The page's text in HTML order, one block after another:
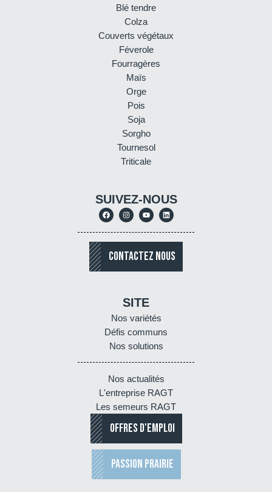
Blé tendre
Colza
Couverts végétaux
Féverole
Fourragères
Maïs
Orge
Pois
Soja
Sorgho
Tournesol
Triticale
SUIVEZ-NOUS
CONTACTEZ NOUS
SITE
Nos variétés
Défis communs
Nos solutions
Nos actualités
L'entreprise RAGT
Les semeurs RAGT
OFFRES D'EMPLOI
PASSION PRAIRIE